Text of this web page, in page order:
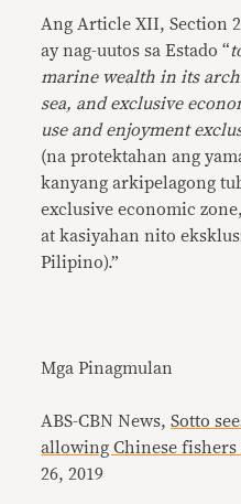
Ang Article XII, Section
ay nag-uutos sa Estado “
marine wealth in its
sea, and exclusive
use and enjoyment
(na protektahan ang
kanyang arkipelagong
exclusive economic
at kasiyahan nito
Pilipino).”
Mga Pinagmulan
ABS-CBN News,Sotto
allowing Chinese fishers
26, 2019